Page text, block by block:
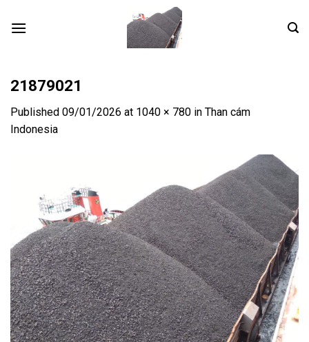
21879021
Published 09/01/2026 at 1040 × 780 in Than cám
Indonesia